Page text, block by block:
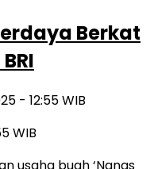
Berkat
- 12:55 WIB
WIB
usaha buah ‘Nanas